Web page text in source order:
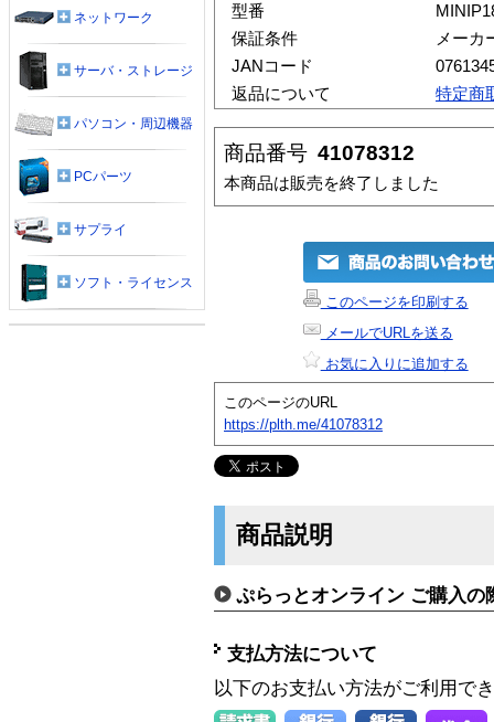
型番
保証条件
メーカ
JANコード
返品について
特定商
商品番号 41078312
本商品は販売を終了しました
このページを印刷する
メールでURLを送る
お気に入りに追加する
このページのURL
https://plth.me/41078312
商品説明
ぷらっとオンライン ご購入の
支払方法について
以下のお支払い方法がご利用で
ネットワーク
サーバ・ストレージ
パソコン・周辺機器
PCパーツ
サプライ
ソフト・ライセンス